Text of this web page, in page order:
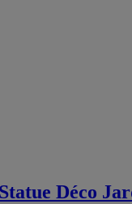
Déco